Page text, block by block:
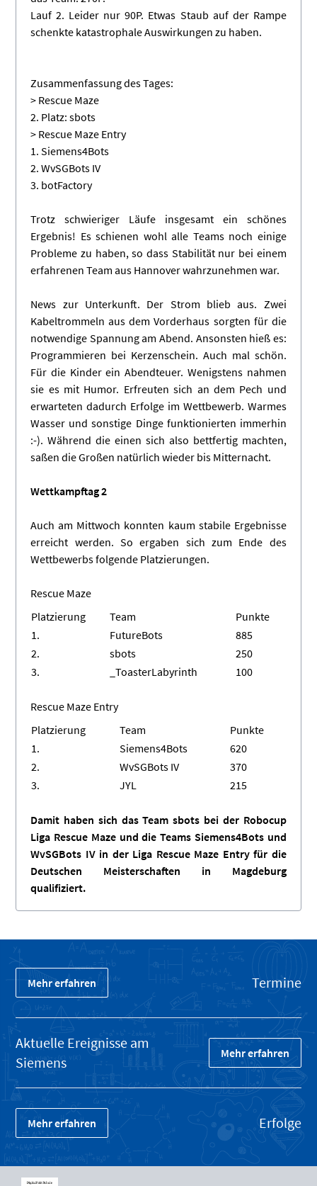
Lauf 2. Leider nur 90P. Etwas Staub auf der Rampe
schenkte katastrophale Auswirkungen zu haben.
Zusammenfassung des Tages:
> Rescue Maze
2. Platz: sbots
> Rescue Maze Entry
1. Siemens4Bots
2. WvSGBots IV
3. botFactory
Trotz schwieriger Läufe insgesamt ein schönes
Ergebnis! Es schienen wohl alle Teams noch einige
Probleme zu haben, so dass Stabilität nur bei einem
erfahrenen Team aus Hannover wahrzunehmen war.
News zur Unterkunft. Der Strom blieb aus. Zwei
Kabeltrommeln aus dem Vorderhaus sorgten für die
notwendige Spannung am Abend. Ansonsten hieß es:
Programmieren bei Kerzenschein. Auch mal schön.
Für die Kinder ein Abendteuer. Wenigstens nahmen
sie es mit Humor. Erfreuten sich an dem Pech und
erwarteten dadurch Erfolge im Wettbewerb. Warmes
Wasser und sonstige Dinge funktionierten immerhin
:-). Während die einen sich also bettfertig machten,
saßen die Großen natürlich wieder bis Mitternacht.
Wettkampftag 2
Auch am Mittwoch konnten kaum stabile Ergebnisse
erreicht werden. So ergaben sich zum Ende des
Wettbewerbs folgende Platzierungen.
Rescue Maze
Platzierung
Team
Punkte
1.
FutureBots
885
2.
sbots
250
3.
_ToasterLabyrinth 100
Rescue Maze Entry
Platzierung
Team
Punkte
1.
Siemens4Bots
620
2.
WvSGBots IV
370
3.
JYL 215
Damit haben sich das Team sbots bei der Robocup
Liga Rescue Maze und die Teams Siemens4Bots und
WvSGBots IV in der Liga Rescue Maze Entry für die
Deutschen Meisterschaften in Magdeburg
qualifiziert.
Mehr erfahren Termine
Aktuelle Ereignisse am
Siemens
Mehr erfahren
Mehr erfahren Erfolge